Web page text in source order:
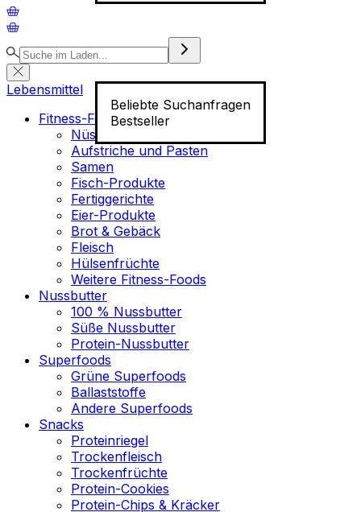
Beliebte Suchanfragen
Bestseller
Lebensmittel
Fitness-Food
Nüsse
Aufstriche und Pasten
Samen
Fisch-Produkte
Fertiggerichte
Eier-Produkte
Brot & Gebäck
Fleisch
Hülsenfrüchte
Weitere Fitness-Foods
Nussbutter
100 % Nussbutter
Süße Nussbutter
Protein-Nussbutter
Superfoods
Grüne Superfoods
Ballaststoffe
Andere Superfoods
Snacks
Proteinriegel
Trockenfleisch
Trockenfrüchte
Protein-Cookies
Protein-Chips & Kräcker